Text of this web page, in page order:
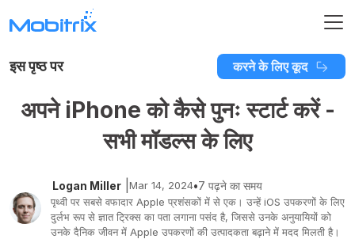
इस पृष्ठ पर करने के लिए कूद
अपने iPhone को कैसे पुनः स्टार्ट करें -
सभी मॉडल्स के लिए
Logan Miller Mar 14, 2024•7 पढ़ने का समय
पृथ्वी पर सबसे वफादार Apple प्रशंसकों में से एक। उन्हें iOS उपकरणों के लिए
दुर्लभ रूप से ज्ञात ट्रिक्स का पता लगाना पसंद है, जिससे उनके अनुयायियों को
उनके दैनिक जीवन में Apple उपकरणों की उत्पादकता बढ़ाने में मदद मिलती है।